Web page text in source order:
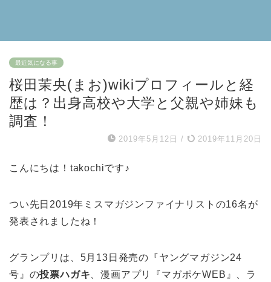
最近気になる事
桜田茉央(まお)wikiプロフィールと経
歴は？出身高校や大学と父親や姉妹も
調査！
2019年5月12日 / 2019年11月20日
こんにちは！takochiです♪
つい先日2019年ミスマガジンファイナリストの16名が
発表されましたね！
グランプリは、5月13日発売の『ヤングマガジン24
号』の投票ハガキ 、漫画アプリ『マガポケWEB』、ラ